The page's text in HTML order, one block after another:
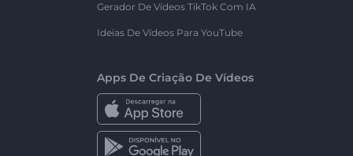
Gerador De Vídeos TikTok Com IA
Ideias De Vídeos Para YouTube
Apps De Criação De Vídeos